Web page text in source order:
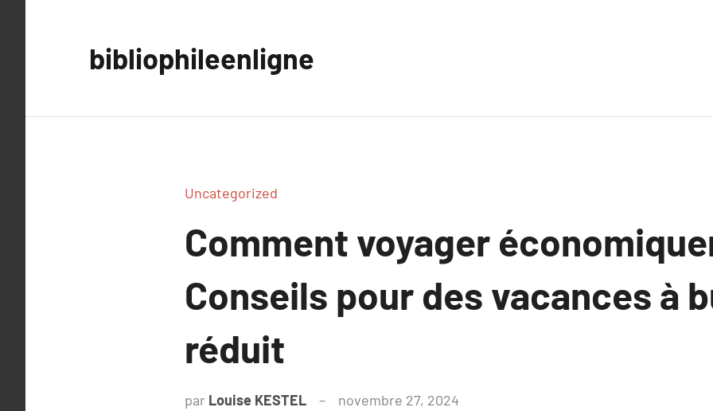
bibliophileenligne
Uncategorized
Comment voyager
Conseils pour des vacances à
réduit
par Louise KESTEL novembre 27, 2024